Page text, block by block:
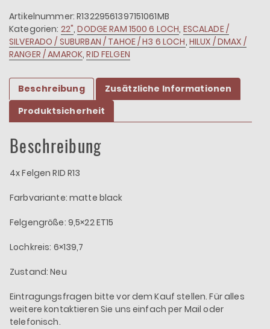
9,5x22
ET15
6x139,7
Menge
Artikelnummer:R13229561397151061MB
Kategorien: 22",DODGE RAM 1500 6 LOCH, ESCALADE /
SILVERADO / SUBURBAN / TAHOE / H3 6 LOCH, HILUX / DMAX /
RANGER / AMAROK,RID FELGEN
Beschreibung
Zusätzliche Informationen
Produktsicherheit
Beschreibung
4x Felgen RID R13
Farbvariante: matte black
Felgengröße: 9,5×22 ET15
Lochkreis: 6×139,7
Zustand: Neu
Eintragungsfragen bitte vor dem Kauf stellen. Für alles
weitere kontaktieren Sie uns einfach per Mail oder
telefonisch.